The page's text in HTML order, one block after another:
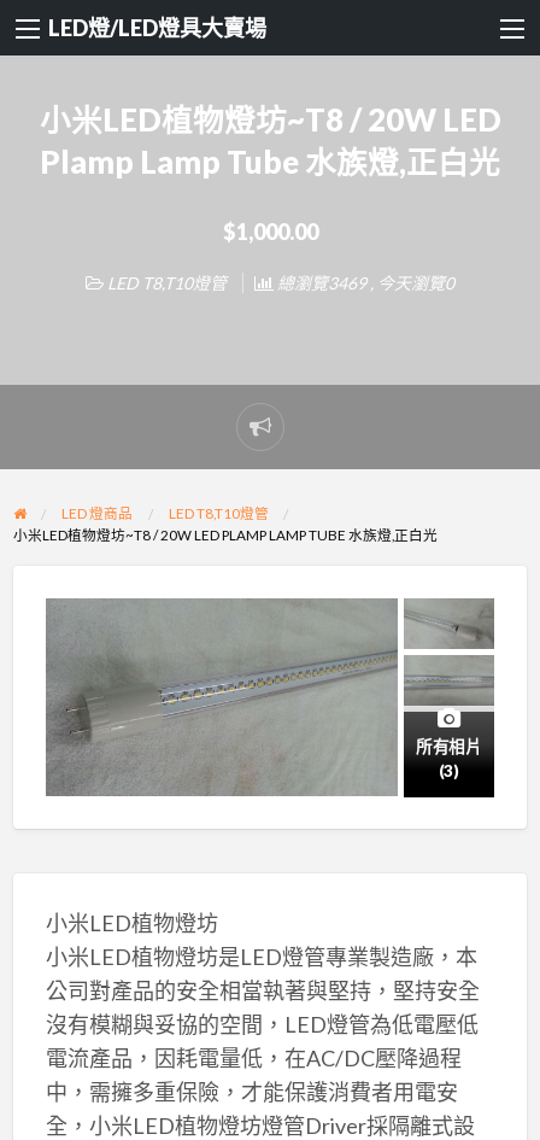
LED燈/LED燈具大賣場
小米LED植物燈坊~T8 / 20W LED
Plamp Lamp Tube 水族燈,正白光
$1,000.00
LED T8,T10燈管 總瀏覽3469 , 今天瀏覽0
Report
problem
LED 燈商品
LED T8,T10燈管
小米LED植物燈坊~T8 / 20W LED PLAMP LAMP TUBE 水族燈,正白光
所有相片
(3)
小米LED植物燈坊
小米LED植物燈坊是LED燈管專業製造廠，本
公司對產品的安全相當執著與堅持，堅持安全
沒有模糊與妥協的空間，LED燈管為低電壓低
電流產品，因耗電量低，在AC/DC壓降過程
中，需擁多重保險，才能保護消費者用電安
全，小米LED植物燈坊燈管Driver採隔離式設